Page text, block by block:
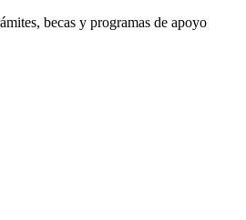
becas y programas de apoyo